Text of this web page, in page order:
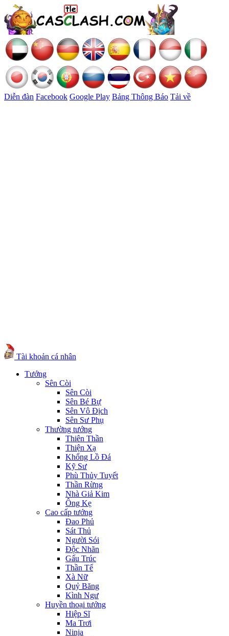
Diễn đàn Facebook Google Play Bảng Thông Báo Tải về
Tài khoản cá nhân
Tướng
Sên Còi
Sên Còi
Sên Bé Bự
Sên Vô Địch
Sên Sư Phụ
Thường tướng
Thiên Thần
Thiện Xạ
Khổng Lồ Đá
Kỹ Sư
Phù Thủy Tuyết
Thần Rừng
Nhà Giả Kim
Ông Kẹ
Cao cấp tướng
Đao Phủ
Sát Thủ
Người Sói
Độc Nhãn
Gấu Trúc
Thần Tế
Xà Nữ
Quỷ Băng
Kình Ngư
Huyền thoại tướng
Hiệp Sĩ
Ma Trơi
Ninja